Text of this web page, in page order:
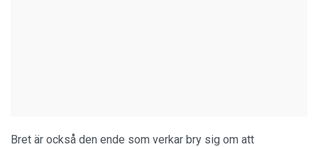
Bret är också den ende som verkar bry sig om att